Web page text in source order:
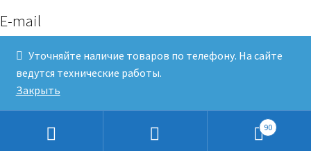
E-mail
Клев и Рыболов© 2019
90
Уточняйте наличие товаров по телефону. На сайте
ведутся технические работы.
Закрыть